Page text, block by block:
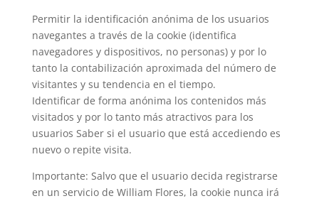
Permitir la identificación anónima de los usuarios
navegantes a través de la cookie (identifica
navegadores y dispositivos, no personas) y por lo
tanto la contabilización aproximada del número de
visitantes y su tendencia en el tiempo.
Identificar de forma anónima los contenidos más
visitados y por lo tanto más atractivos para los
usuarios Saber si el usuario que está accediendo es
nuevo o repite visita.
Importante: Salvo que el usuario decida registrarse
en un servicio de William Flores, la cookie nunca irá